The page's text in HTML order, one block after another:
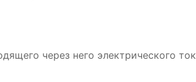
через него электрического